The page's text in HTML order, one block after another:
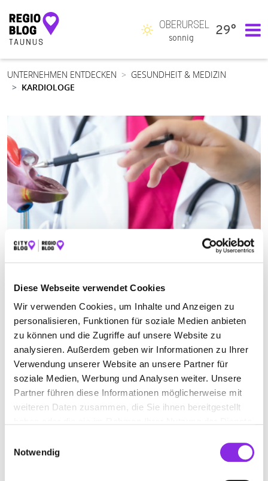
Diese Webseite verwendet Cookies
Wir verwenden Cookies, um Inhalte und Anzeigen zu
personalisieren, Funktionen für soziale Medien anbieten
zu können und die Zugriffe auf unsere Website zu
analysieren. Außerdem geben wir Informationen zu Ihrer
Verwendung unserer Website an unsere Partner für
soziale Medien, Werbung und Analysen weiter. Unsere
Partner führen diese Informationen möglicherweise mit
weiteren Daten zusammen, die Sie ihnen bereitgestellt
Notwendig
Hauptnavigation
OBERURSEL
sonnig
29°
UNTERNEHMEN ENTDECKEN
GESUNDHEIT & MEDIZIN
KARDIOLOGE
KARDIOLOGE
Suchen nach
Finden